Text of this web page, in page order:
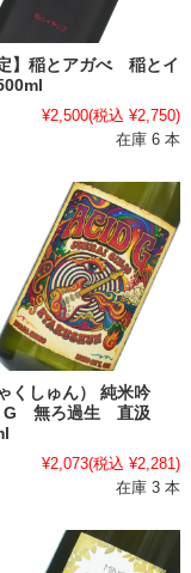
定】稲とアガべ 稲とイ
¥2,500(税込 ¥2,750)
在庫 6 本
くしゅん） 純米吟
無ろ過生 直汲
¥2,073(税込 ¥2,281)
在庫 3 本